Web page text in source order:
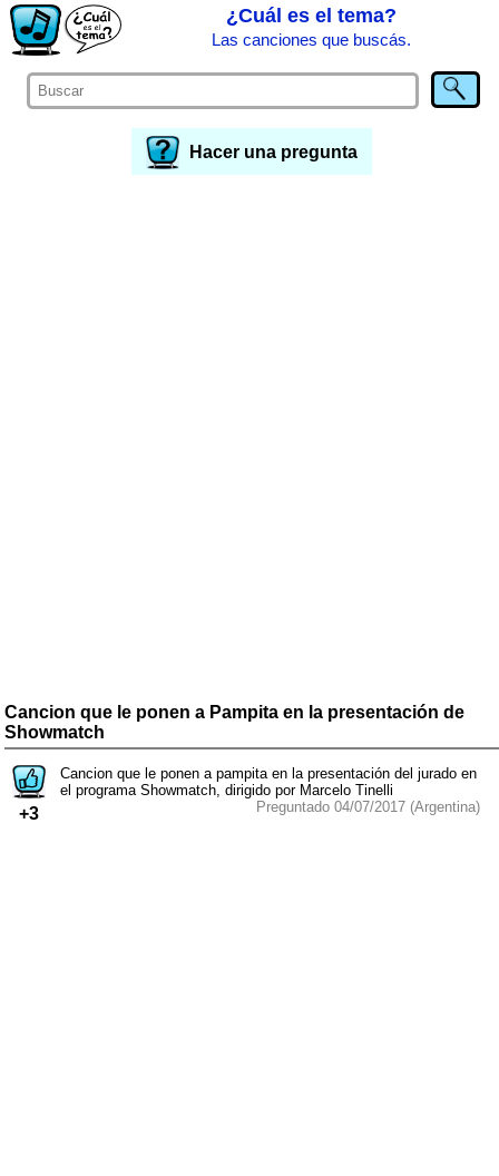
¿Cuál es el tema?
Las canciones que buscás.
Hacer una pregunta
Cancion que le ponen a Pampita en la presentación de
Showmatch
+3
Cancion que le ponen a pampita en la presentación del jurado en
el programa Showmatch, dirigido por Marcelo Tinelli
Preguntado 04/07/2017 (Argentina)